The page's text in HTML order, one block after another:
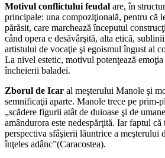
Motivul conflictului feudal are, în
principale: una compoziţională, pentru că
părăsit, care marchează începutul
când opera e desăvârşită, alta etică,
artistului de vocaţie şi egoismul îngust al
La nivel estetic, motivul potenţează
încheierii baladei.
Zborul de Icar al meşterului Manole şi
semnificaţii aparte. Manole trece pe prim-
„scădere figurii atât de duioase şi de
amândurora este nedespărţită. Iar faptul
perspectiva sfâşierii lăuntrice a meşterului
înţeles adânc”(Caracostea).